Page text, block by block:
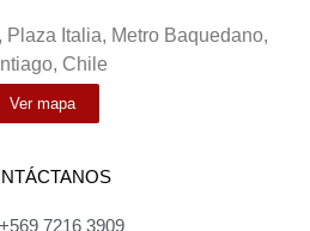
Plaza Italia, Metro Baquedano,
Chile
Ver mapa
+569 7216 3909